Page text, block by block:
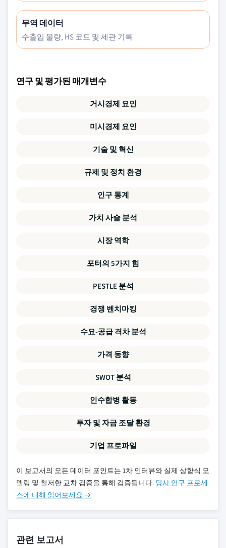
무역 데이터
수출입 물량, HS 코드 및 세관 기록
연구 및 평가된 매개변수
거시경제 요인
미시경제 요인
기술 및 혁신
규제 및 정치 환경
인구 통계
가치 사슬 분석
시장 역학
포터의 5가지 힘
PESTLE 분석
경쟁 벤치마킹
수요-공급 격차 분석
가격 동향
SWOT 분석
인수합병 활동
투자 및 자금 조달 환경
기업 프로파일
이 보고서의 모든 데이터 포인트는 1차 인터뷰와 실제 상향식 모
델링 및 철저한 교차 검증을 통해 검증됩니다. 당사 연구 프로세
스에 대해 읽어보세요 →
관련 보고서